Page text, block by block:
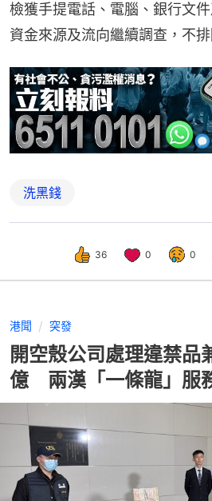
檢獲手提電話、電腦、銀行文
資金來源及流向繼續調查，不
洗黑錢
36 0 0
港聞 突發
開空殼公司處理違禁品
億 兩漢「一條龍」服